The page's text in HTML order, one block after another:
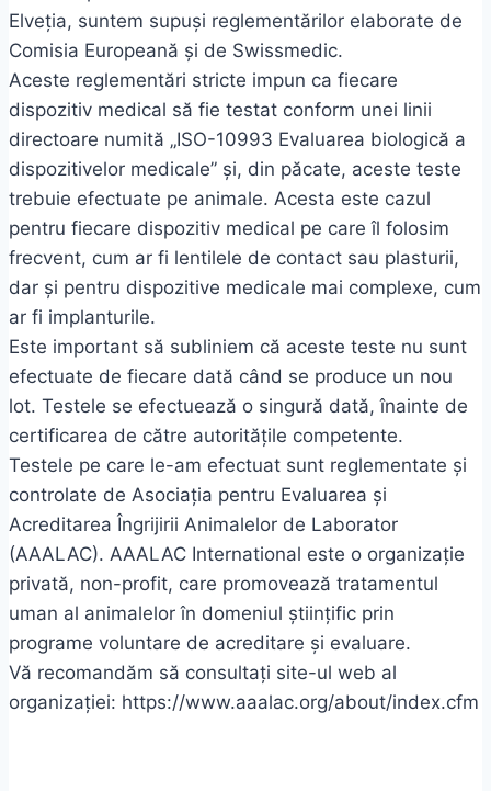
Elveția, suntem supuși reglementărilor elaborate de
Comisia Europeană și de Swissmedic.
Aceste reglementări stricte impun ca fiecare
dispozitiv medical să fie testat conform unei linii
directoare numită „ISO-10993 Evaluarea biologică a
dispozitivelor medicale” și, din păcate, aceste teste
trebuie efectuate pe animale. Acesta este cazul
pentru fiecare dispozitiv medical pe care îl folosim
frecvent, cum ar fi lentilele de contact sau plasturii,
dar și pentru dispozitive medicale mai complexe, cum
ar fi implanturile.
Este important să subliniem că aceste teste nu sunt
efectuate de fiecare dată când se produce un nou
lot. Testele se efectuează o singură dată, înainte de
certificarea de către autoritățile competente.
Testele pe care le-am efectuat sunt reglementate și
controlate de Asociația pentru Evaluarea și
Acreditarea Îngrijirii Animalelor de Laborator
(AAALAC). AAALAC International este o organizație
privată, non-profit, care promovează tratamentul
uman al animalelor în domeniul științific prin
programe voluntare de acreditare și evaluare.
Vă recomandăm să consultați site-ul web al
organizației: https://www.aaalac.org/about/index.cfm